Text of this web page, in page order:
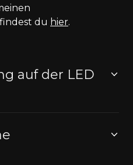
du hier.
auf der LED